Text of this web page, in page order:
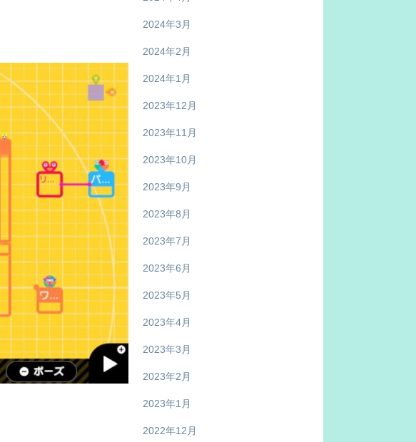
2024年3月
2024年2月
2024年1月
2023年12月
2023年11月
2023年10月
2023年9月
2023年8月
2023年7月
2023年6月
2023年5月
2023年4月
2023年3月
2023年2月
2023年1月
2022年12月